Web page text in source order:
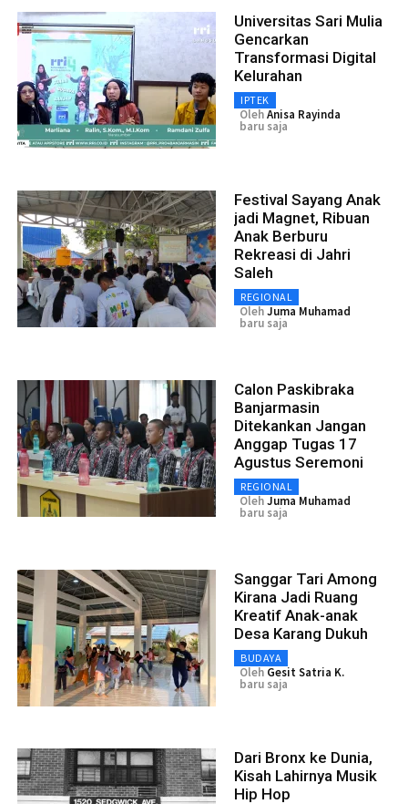
Universitas Sari Mulia
Gencarkan
Transformasi Digital
Kelurahan
IPTEK
OlehAnisa Rayinda
baru saja
Festival Sayang Anak
jadi Magnet, Ribuan
Anak Berburu
Rekreasi di Jahri
Saleh
REGIONAL
OlehJuma Muhamad
baru saja
Calon Paskibraka
Banjarmasin
Ditekankan Jangan
Anggap Tugas 17
Agustus Seremoni
REGIONAL
OlehJuma Muhamad
baru saja
Sanggar Tari Among
Kirana Jadi Ruang
Kreatif Anak-anak
Desa Karang Dukuh
BUDAYA
Oleh Gesit Satria K.
baru saja
Dari Bronx ke Dunia,
Kisah Lahirnya Musik
Hip Hop